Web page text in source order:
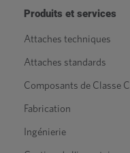
Produits et services
Attaches techniques
Attaches standards
Composants de Classe C
Fabrication
Ingénierie